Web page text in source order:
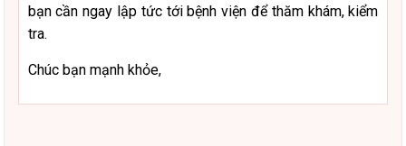
bạn cần ngay lập tức tới bệnh viện để thăm khám, kiểm
tra.
Chúc bạn mạnh khỏe,